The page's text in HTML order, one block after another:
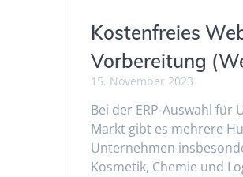
Kostenfreies
Vorbereitung
15. November 2023
Bei der ERP-Auswahl
Markt gibt es mehrere
Unternehmen
Kosmetik, Chemie und